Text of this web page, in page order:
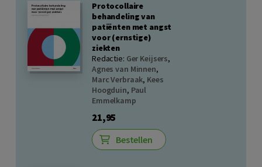
Protocollaire
behandeling van
patiënten met angst
voor (ernstige)
ziekten
Redactie: Ger Keijsers,
Agnes van Minnen,
Marc Verbraak, Kees
Hoogduin, Paul
Emmelkamp
21,95
Bestellen